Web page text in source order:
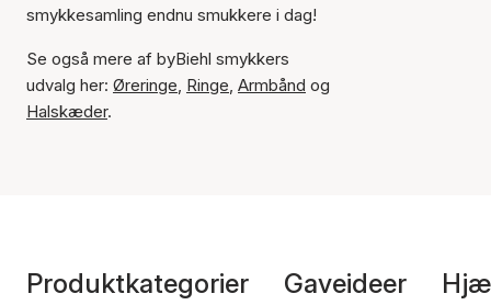
smykkesamling endnu smukkere i dag!
Se også mere af byBiehl smykkers
udvalg her: Øreringe, Ringe, Armbånd og
Halskæder.
Produktkategorier Gaveideer